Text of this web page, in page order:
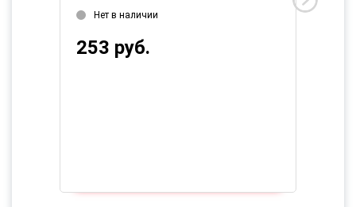
Нет в наличии
253 руб.